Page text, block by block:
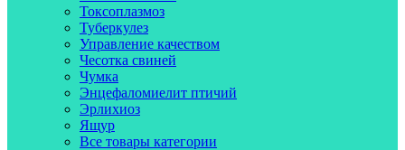
Токсоплазмоз
Туберкулез
Управление качеством
Чесотка свиней
Чумка
Энцефаломиелит птичий
Эрлихиоз
Ящур
Все товары категории